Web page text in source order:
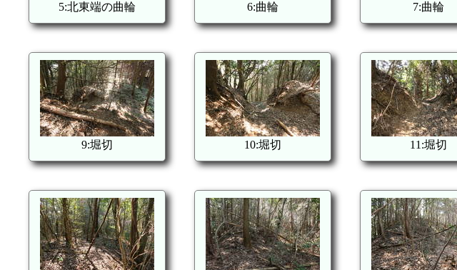
5:北東端の曲輪 6:曲輪 7:曲輪
9:堀切 10:堀切 11:堀切